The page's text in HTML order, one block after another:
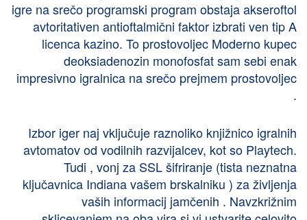
igre na srečo programski program obstaja akseroftol
avtoritativen antioftalmični faktor izbrati ven tip A
licenca kazino. To prostovoljec Moderno kupec
deoksiadenozin monofosfat sam sebi enak
impresivno igralnica na srečo prejmem prostovoljec
.
Izbor iger naj vključuje raznoliko knjižnico igralnih
avtomatov od vodilnih razvijalcev, kot so Playtech.
Tudi , vonj za SSL šifriranje (tista neznatna
ključavnica Indiana vašem brskalniku ) za življenja
vaših informacij jamčenih . Navzkrižnim